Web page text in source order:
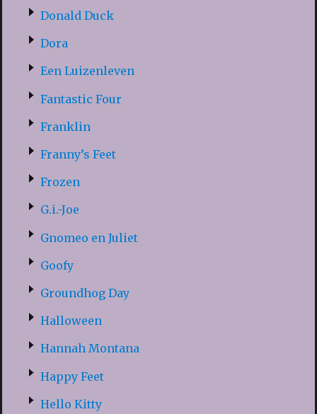
Donald Duck
Dora
Een Luizenleven
Fantastic Four
Franklin
Franny’s Feet
Frozen
G.i.-Joe
Gnomeo en Juliet
Goofy
Groundhog Day
Halloween
Hannah Montana
Happy Feet
Hello Kitty